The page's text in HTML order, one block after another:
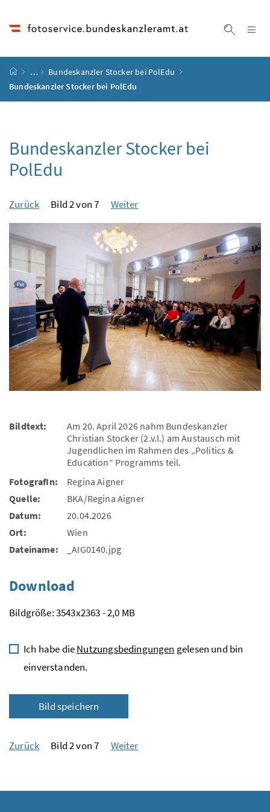
Startseite
…
Bundeskanzler Stocker bei PolEdu
Bundeskanzler Stocker bei PolEdu
Bundeskanzler Stocker bei
PolEdu
Zurück Bild 2 von 7 Weiter
Bildtext:
Am 20. April 2026 nahm Bundeskanzler
Christian Stocker (2.v.l.) am Austausch mit
Jugendlichen im Rahmen des „Politics &
Education“ Programms teil.
FotografIn:
Regina Aigner
Quelle:
BKA/Regina Aigner
Datum:
20.04.2026
Ort:
Wien
Dateiname:
_AIG0140.jpg
Download
Bildgröße: 3543x2363 - 2,0 MB
Ich habe dieNutzungsbedingungen gelesen und bin
einverstanden.
Bild speichern
Zurück Bild 2 von 7 Weiter